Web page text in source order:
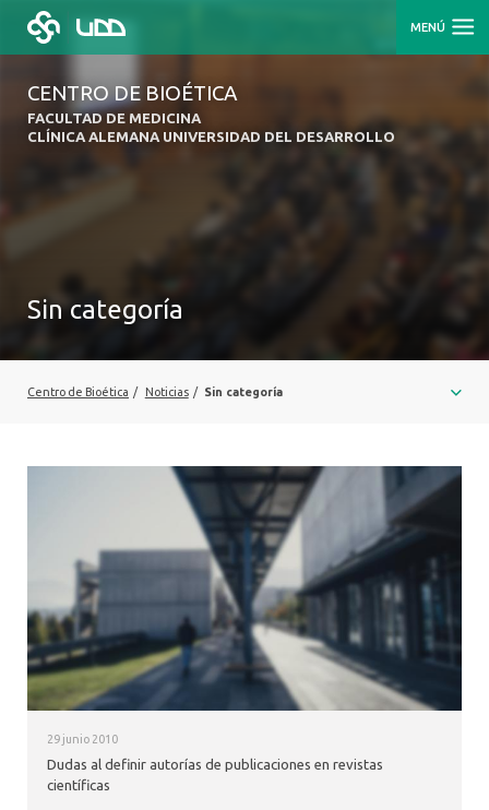
MENÚ
CENTRO DE BIOÉTICA
FACULTAD DE MEDICINA
CLÍNICA ALEMANA UNIVERSIDAD DEL DESARROLLO
Sin categoría
Centro de Bioética / Noticias / Sin categoría
29 junio 2010
Dudas al definir autorías de publicaciones en revistas
científicas